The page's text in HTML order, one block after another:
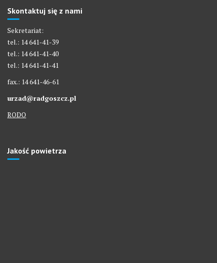
Skontaktuj się z nami
Sekretariat:
tel.: 14 641-41-39
tel.: 14 641-41-40
tel.: 14 641-41-41
fax.: 14 641-46-61
urzad@radgoszcz.pl
RODO
Jakość powietrza